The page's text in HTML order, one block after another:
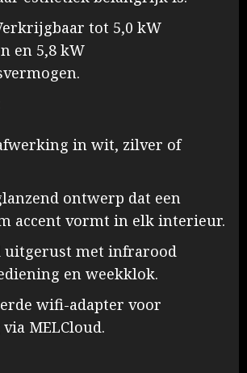
tot 5,0 kW
en 5,8 kW
in wit, zilver of
ontwerp dat een
accent vormt in elk interieur.
uitgerust met infrarood
en weekklok.
wifi-adapter voor
MELCloud.